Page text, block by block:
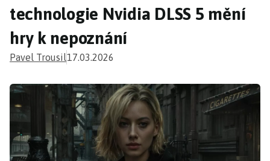
technologie Nvidia DLSS 5 mění
hry k nepoznání
Pavel Trousil17.03.2026